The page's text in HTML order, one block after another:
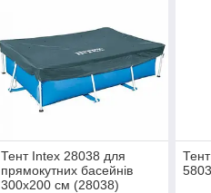
Тент Intex 28038 для
прямокутних басейнів
300х200 см (28038)